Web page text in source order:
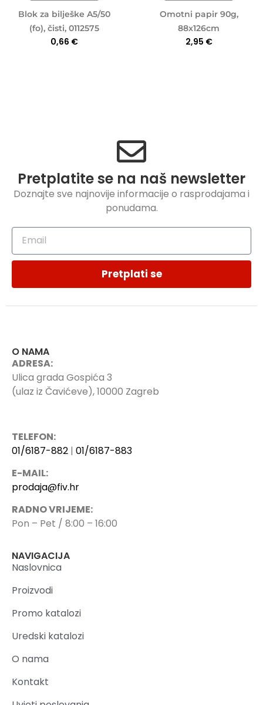
Blok za bilješke A5/50
(fo), čisti, 0112575
0,66 €
Omotni papir 90g,
88x126cm
2,95 €
Pretplatite se na naš newsletter
Doznajte sve najnovije informacije o rasprodajama i
ponudama.
Pretplati se
O NAMA
ADRESA:
Ulica grada Gospića 3
(ulaz iz Čavićeve), 10000 Zagreb
TELEFON:
01/6187-882 | 01/6187-883
E-MAIL:
prodaja@fiv.hr
RADNO VRIJEME:
Pon – Pet / 8:00 – 16:00
NAVIGACIJA
Naslovnica
Proizvodi
Promo katalozi
Uredski katalozi
O nama
Kontakt